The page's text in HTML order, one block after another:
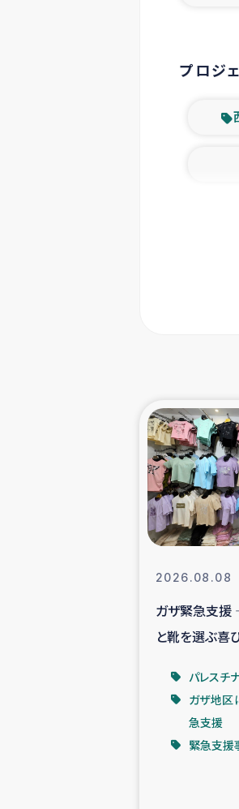
プロジ
スリ
2026.08.08
ガザ緊急支援
と靴を選ぶ喜
パレスチ
ガザ地区
急支援
緊急支援